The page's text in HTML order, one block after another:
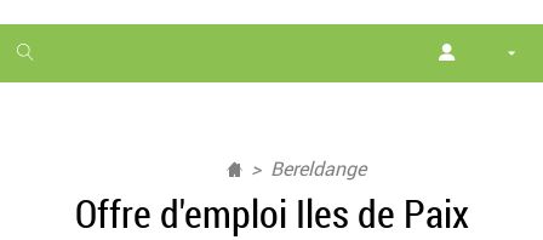
1
month
Bereldange
Offre d'emploi Iles de Paix